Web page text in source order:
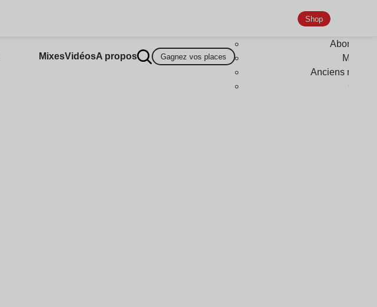
MixesVidéosA propos Gagnez vos places
Shop
Anciens